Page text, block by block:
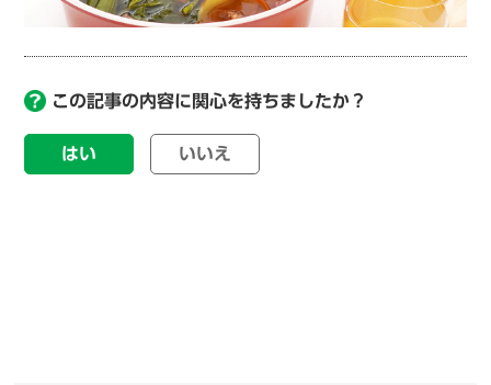
この記事の内容に関心を持ちましたか？
はい いいえ